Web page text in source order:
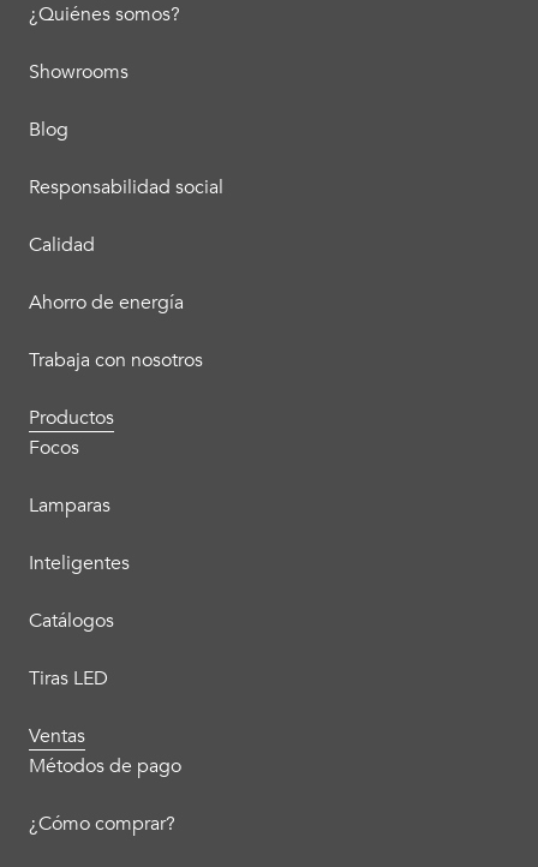
¿Quiénes somos?
Showrooms
Blog
Responsabilidad social
Calidad
Ahorro de energía
Trabaja con nosotros
Productos
Focos
Lamparas
Inteligentes
Catálogos
Tiras LED
Ventas
Métodos de pago
¿Cómo comprar?